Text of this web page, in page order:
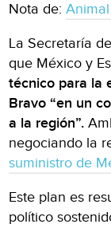
Nota de:
La Secretaría
que México y
técnico para la
Bravo “en un
a la región”.
negociando la
suministro de
Este plan es
político